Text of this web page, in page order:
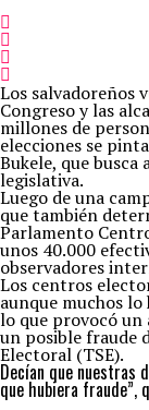
Los salvadoreños
Congreso y las
millones de
elecciones se
Bukele, que
legislativa.
Luego de una
que también
Parlamento
unos 40.000
observadores
Los centros
aunque muchos
lo que provocó un
un posible fraude
Electoral (TSE).
Decían que nuestras
que hubiera fraude”,